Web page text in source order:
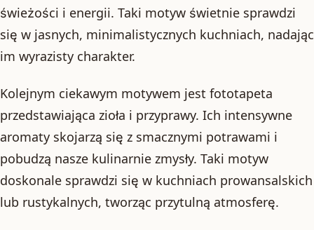
świeżości i energii. Taki motyw świetnie sprawdzi
się w jasnych, minimalistycznych kuchniach, nadając
im wyrazisty charakter.
Kolejnym ciekawym motywem jest fototapeta
przedstawiająca zioła i przyprawy. Ich intensywne
aromaty skojarzą się z smacznymi potrawami i
pobudzą nasze kulinarnie zmysły. Taki motyw
doskonale sprawdzi się w kuchniach prowansalskich
lub rustykalnych, tworząc przytulną atmosferę.